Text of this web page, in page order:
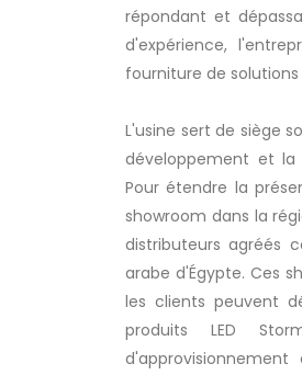
répondant et
d'expérience,
fourniture de
L'usine sert de siège
développement et la
Pour étendre la
showroom dans la
distributeurs agréés
arabe d'Égypte. Ces
les clients peuvent
produits LED